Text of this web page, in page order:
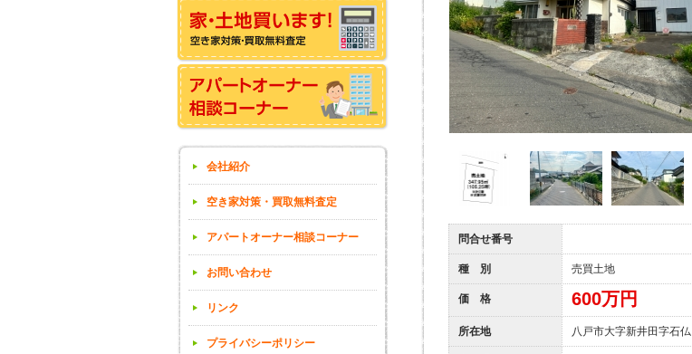
会社紹介
空き家対策・買取無料査定
アパートオーナー相談コーナー
お問い合わせ
リンク
プライバシーポリシー
問合せ番号
種 別 売買土地
価 格 600万円
所在地 八戸市大字新井田字石仏